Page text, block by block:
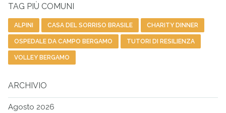
TAG PIÙ COMUNI
ALPINI CASA DEL SORRISO BRASILE CHARITY DINNER
OSPEDALE DA CAMPO BERGAMO TUTORI DI RESILIENZA
VOLLEY BERGAMO
ARCHIVIO
Agosto 2026